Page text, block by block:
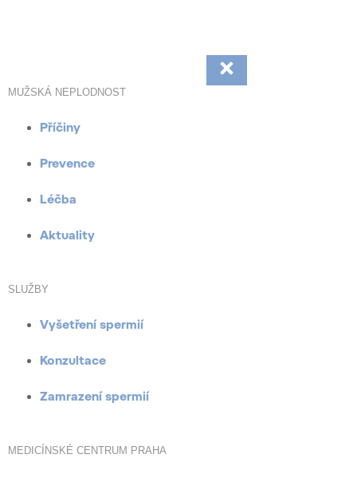
MUŽSKÁ NEPLODNOST
Příčiny
Prevence
Léčba
Aktuality
SLUŽBY
Vyšetření spermií
Konzultace
Zamrazení spermií
MEDICÍNSKÉ CENTRUM PRAHA